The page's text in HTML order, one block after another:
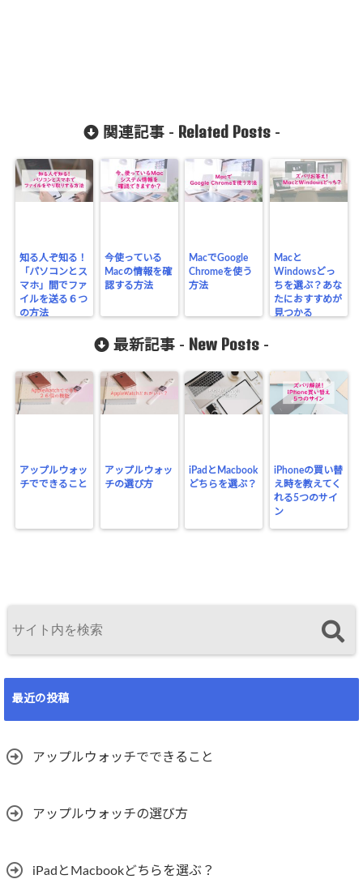
関連記事 - Related Posts-
知る人ぞ知る！
「パソコンとス
マホ」間でファ
イルを送る６つ
の方法
今使っている
Macの情報を確
認する方法
MacでGoogle
Chromeを使う
方法
Macと
Windowsどっ
ちを選ぶ？あな
たにおすすめが
見つかる
最新記事 - New Posts -
アップルウォッ
チでできること
アップルウォッ
チの選び方
iPadとMacbook
どちらを選ぶ？
iPhoneの買い替
え時を教えてく
れる5つのサイ
ン
最近の投稿
アップルウォッチでできること
アップルウォッチの選び方
iPadとMacbookどちらを選ぶ？